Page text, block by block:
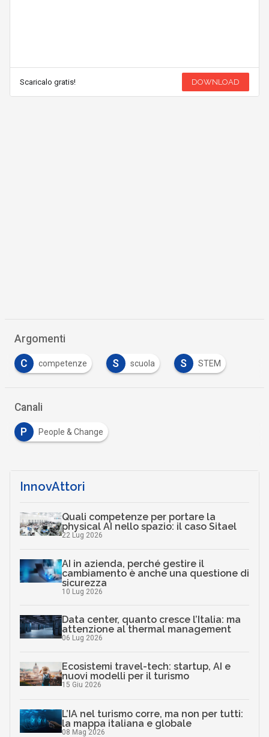
Scaricalo gratis! DOWNLOAD
Argomenti
C competenze S scuola S STEM
Canali
P People & Change
InnovAttori
Quali competenze per portare la
physical AI nello spazio: il caso Sitael
22 Lug 2026
AI in azienda, perché gestire il
cambiamento è anche una questione di
sicurezza
10 Lug 2026
Data center, quanto cresce l’Italia: ma
attenzione al thermal management
06 Lug 2026
Ecosistemi travel-tech: startup, AI e
nuovi modelli per il turismo
15 Giu 2026
L’IA nel turismo corre, ma non per tutti:
la mappa italiana e globale
08 Mag 2026